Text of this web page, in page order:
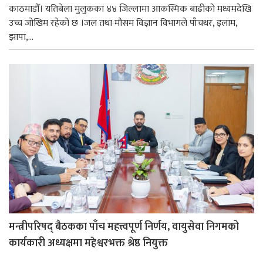
काठमाडौँ। यतिबेला मुलुकका ४४ जिल्लामा आकस्मिक बाढीको मध्यमदेखि
उच्च जोखिम रहेको छ ।जल तथा मौसम विज्ञान विभागले पाँचथर, इलाम,
झापा,...
मन्त्रीपरिषद् बैठकका पाँच महत्त्वपूर्ण निर्णय, वायुसेवा निगमको
कार्यकारी अध्यक्षमा महेश्वरभक्त श्रेष्ठ नियुक्त